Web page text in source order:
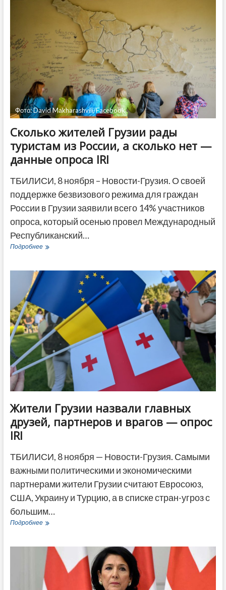
исключают
возможность
агрессии
—
IRI
Фото: David Makharashvili/Facebook
Сколько жителей Грузии рады
туристам из России, а сколько нет —
данные опроса IRI
ТБИЛИСИ, 8 ноября – Новости-Грузия. О своей
поддержке безвизового режима для граждан
России в Грузии заявили всего 14% участников
опроса, который осенью провел Международный
Республиканский…
ПодробнееСколько
рады
а
сколько
нет
—
данные
опроса
IRI
Жители Грузии назвали главных
друзей, партнеров и врагов — опрос
IRI
ТБИЛИСИ, 8 ноября — Новости-Грузия. Самыми
важными политическими и экономическими
партнерами жители Грузии считают Евросоюз,
США, Украину и Турцию, а в списке стран-угроз с
большим…
ПодробнееЖители
главных
друзей,
партнеров
и
врагов